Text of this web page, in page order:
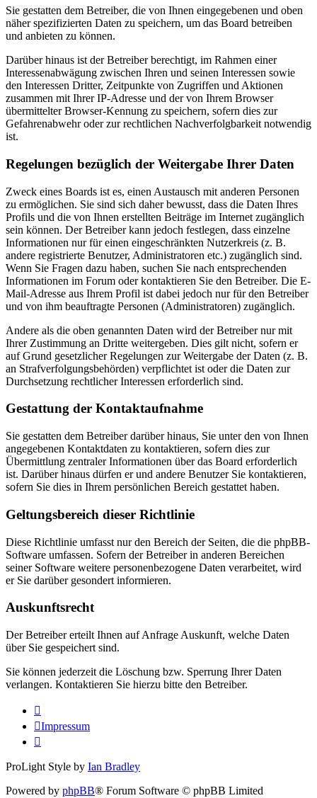
Sie gestatten dem Betreiber, die von Ihnen eingegebenen und oben
näher spezifizierten Daten zu speichern, um das Board betreiben
und anbieten zu können.
Darüber hinaus ist der Betreiber berechtigt, im Rahmen einer
Interessenabwägung zwischen Ihren und seinen Interessen sowie
den Interessen Dritter, Zeitpunkte von Zugriffen und Aktionen
zusammen mit Ihrer IP-Adresse und der von Ihrem Browser
übermittelter Browser-Kennung zu speichern, sofern dies zur
Gefahrenabwehr oder zur rechtlichen Nachverfolgbarkeit notwendig
ist.
Regelungen bezüglich der Weitergabe Ihrer Daten
Zweck eines Boards ist es, einen Austausch mit anderen Personen
zu ermöglichen. Sie sind sich daher bewusst, dass die Daten Ihres
Profils und die von Ihnen erstellten Beiträge im Internet zugänglich
sein können. Der Betreiber kann jedoch festlegen, dass einzelne
Informationen nur für einen eingeschränkten Nutzerkreis (z. B.
andere registrierte Benutzer, Administratoren etc.) zugänglich sind.
Wenn Sie Fragen dazu haben, suchen Sie nach entsprechenden
Informationen im Forum oder kontaktieren Sie den Betreiber. Die E-
Mail-Adresse aus Ihrem Profil ist dabei jedoch nur für den Betreiber
und von ihm beauftragte Personen (Administratoren) zugänglich.
Andere als die oben genannten Daten wird der Betreiber nur mit
Ihrer Zustimmung an Dritte weitergeben. Dies gilt nicht, sofern er
auf Grund gesetzlicher Regelungen zur Weitergabe der Daten (z. B.
an Strafverfolgungsbehörden) verpflichtet ist oder die Daten zur
Durchsetzung rechtlicher Interessen erforderlich sind.
Gestattung der Kontaktaufnahme
Sie gestatten dem Betreiber darüber hinaus, Sie unter den von Ihnen
angegebenen Kontaktdaten zu kontaktieren, sofern dies zur
Übermittlung zentraler Informationen über das Board erforderlich
ist. Darüber hinaus dürfen er und andere Benutzer Sie kontaktieren,
sofern Sie dies in Ihrem persönlichen Bereich gestattet haben.
Geltungsbereich dieser Richtlinie
Diese Richtlinie umfasst nur den Bereich der Seiten, die die phpBB-
Software umfassen. Sofern der Betreiber in anderen Bereichen
seiner Software weitere personenbezogene Daten verarbeitet, wird
er Sie darüber gesondert informieren.
Auskunftsrecht
Der Betreiber erteilt Ihnen auf Anfrage Auskunft, welche Daten
über Sie gespeichert sind.
Sie können jederzeit die Löschung bzw. Sperrung Ihrer Daten
verlangen. Kontaktieren Sie hierzu bitte den Betreiber.
Impressum
ProLight Style by Ian Bradley
Powered by phpBB® Forum Software © phpBB Limited